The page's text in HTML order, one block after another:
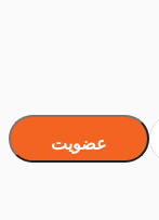
عضویت